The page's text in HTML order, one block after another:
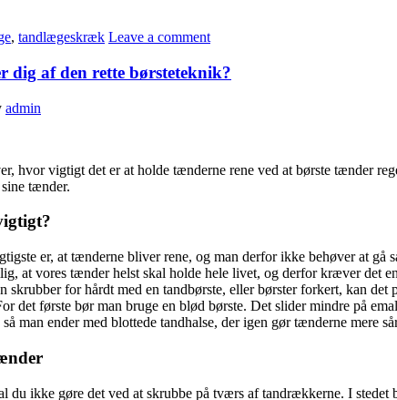
, tandlægeskræk Leave a comment
dig af den rette børsteteknik?
admin
hvor vigtigt det er at holde tænderne rene ved at børste tænder
tænder.
er, at tænderne bliver rene, og man derfor ikke behøver at
at vores tænder helst skal holde hele livet, og derfor kræver det
skrubber for hårdt med en tandbørste, eller børster forkert, kan
det første bør man bruge en blød børste. Det slider mindre på
man ender med blottede tandhalse, der igen gør tænderne mere
du ikke gøre det ved at skrubbe på tværs af tandrækkerne. I